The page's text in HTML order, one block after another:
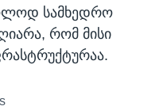
სამხედრო
რომ მისი